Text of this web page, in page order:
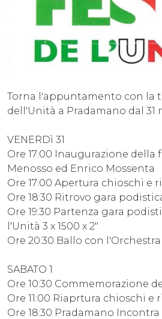
Torna l'appuntamento con la
dell'Unità a Pradamano dal 31
VENERDì 31
Ore 17:00 Inaugurazione della
Menosso ed Enrico Mossenta
Ore 17:00 Apertura chioschi e
Ore 18:30 Ritrovo gara
Ore 19:30 Partenza gara
l'Unità 3 x 1500 x 2"
Ore 20:30 Ballo con
SABATO 1
Ore 10:30 Commemorazione
Ore 11:00 Riaprtura chioschi e
Ore 18:30 Pradamano Incontra